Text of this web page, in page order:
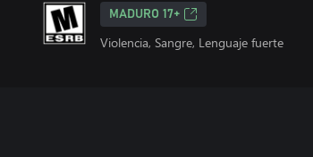
MADURO 17+
Violencia, Sangre, Lenguaje fuerte